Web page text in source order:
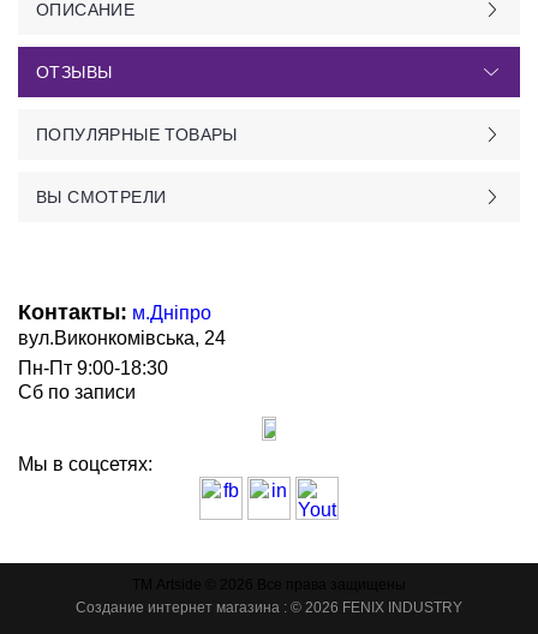
ОПИСАНИЕ
ОТЗЫВЫ
ПОПУЛЯРНЫЕ ТОВАРЫ
ВЫ СМОТРЕЛИ
Контакты: м.Дніпро
вул.Виконкомівська, 24
Пн-Пт 9:00-18:30
Сб по записи
Мы в соцсетях:
Создание интернет магазина : © 2026 FENIX INDUSTRY